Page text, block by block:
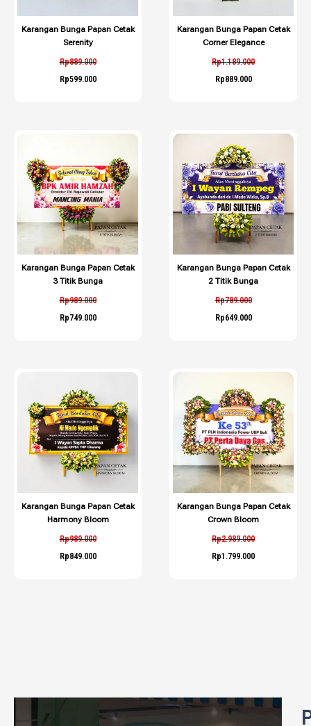
Karangan Bunga Papan Cetak
Serenity
Rp889.000
Rp599.000
Karangan Bunga Papan Cetak
Corner Elegance
Rp1.189.000
Rp889.000
Karangan Bunga Papan Cetak
3 Titik Bunga
Rp989.000
Rp749.000
Karangan Bunga Papan Cetak
2 Titik Bunga
Rp789.000
Rp649.000
Karangan Bunga Papan Cetak
Harmony Bloom
Rp989.000
Rp849.000
Karangan Bunga Papan Cetak
Crown Bloom
Rp2.989.000
Rp1.799.000